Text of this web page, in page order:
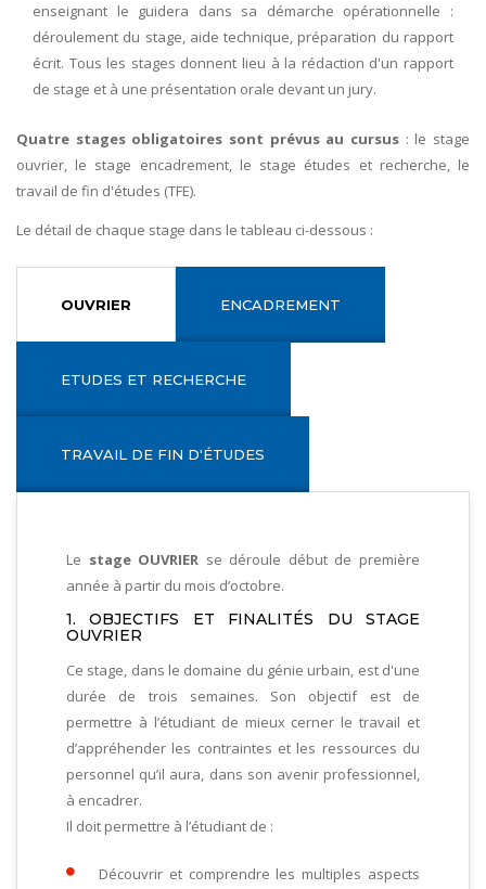
enseignant le guidera dans sa démarche opérationnelle :
déroulement du stage, aide technique, préparation du rapport
écrit. Tous les stages donnent lieu à la rédaction d'un rapport
de stage et à une présentation orale devant un jury.
Quatre stages obligatoires sont prévus au cursus : le stage
ouvrier, le stage encadrement, le stage études et recherche, le
travail de fin d'études (TFE).
Le détail de chaque stage dans le tableau ci-dessous :
OUVRIER ENCADREMENT
ETUDES ET RECHERCHE
TRAVAIL DE FIN D'ÉTUDES
Le stage OUVRIER se déroule début de première
année à partir du mois d’octobre.
1. OBJECTIFS ET FINALITÉS DU STAGE
OUVRIER
Ce stage, dans le domaine du génie urbain, est d'une
durée de trois semaines. Son objectif est de
permettre à l’étudiant de mieux cerner le travail et
d’appréhender les contraintes et les ressources du
personnel qu’il aura, dans son avenir professionnel,
à encadrer.
Il doit permettre à l’étudiant de :
Découvrir et comprendre les multiples aspects